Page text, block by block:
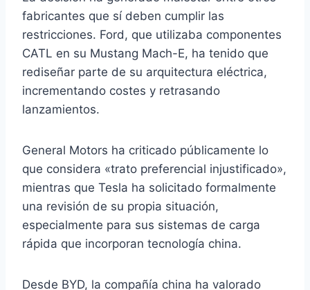
fabricantes que sí deben cumplir las
restricciones. Ford, que utilizaba componentes
CATL en su Mustang Mach-E, ha tenido que
rediseñar parte de su arquitectura eléctrica,
incrementando costes y retrasando
lanzamientos.
General Motors ha criticado públicamente lo
que considera «trato preferencial injustificado»,
mientras que Tesla ha solicitado formalmente
una revisión de su propia situación,
especialmente para sus sistemas de carga
rápida que incorporan tecnología china.
Desde BYD, la compañía china ha valorado